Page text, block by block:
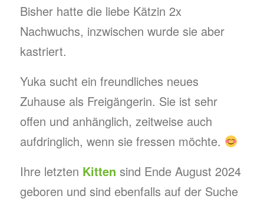
Bisher hatte die liebe Kätzin 2x
Nachwuchs, inzwischen wurde sie aber
kastriert.
Yuka sucht ein freundliches neues
Zuhause als Freigängerin. Sie ist sehr
offen und anhänglich, zeitweise auch
aufdringlich, wenn sie fressen möchte.
Ihre letzten Kitten sind Ende August 2024
geboren und sind ebenfalls auf der Suche